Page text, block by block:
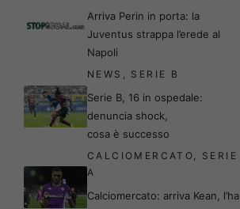
Arriva Perin in porta: la
Juventus strappa l’erede al
Napoli
NEWS , SERIE B
Serie B, 16 in ospedale:
denuncia shock,
cosa è successo
CALCIOMERCATO, SERIE
A
Calciomercato: arriva Kean, l’ha